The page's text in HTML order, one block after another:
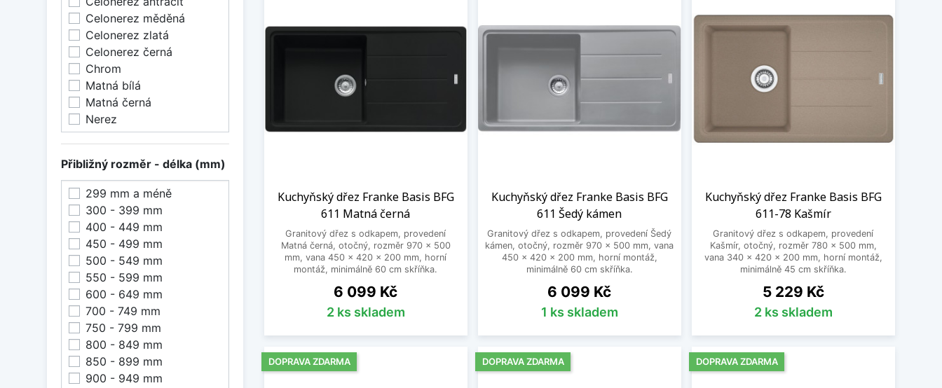
Celonerez měděná
Celonerez zlatá
Celonerez černá
Chrom
Matná bílá
Matná černá
Nerez
Přibližný rozměr - délka (mm)
299 mm a méně
300 - 399 mm
400 - 449 mm
450 - 499 mm
500 - 549 mm
550 - 599 mm
600 - 649 mm
700 - 749 mm
750 - 799 mm
800 - 849 mm
850 - 899 mm
900 - 949 mm
Kuchyňský dřez Franke Basis BFG
611 Matná černá
Granitový dřez s odkapem, provedení
Matná černá, otočný, rozměr 970 x 500
mm, vana 450 x 420 x 200 mm, horní
montáž, minimálně 60 cm skříňka.
Cena
6 099 Kč
2 ks skladem
Kuchyňský dřez Franke Basis BFG
611 Šedý kámen
Granitový dřez s odkapem, provedení Šedý
kámen, otočný, rozměr 970 x 500 mm, vana
450 x 420 x 200 mm, horní montáž,
minimálně 60 cm skříňka.
Cena
6 099 Kč
1 ks skladem
Kuchyňský dřez Franke Basis BFG
611-78 Kašmír
Granitový dřez s odkapem, provedení
Kašmír, otočný, rozměr 780 x 500 mm,
vana 340 x 420 x 200 mm, horní montáž,
minimálně 45 cm skříňka.
Cena
5 229 Kč
2 ks skladem
DOPRAVA ZDARMA DOPRAVA ZDARMA DOPRAVA ZDARMA